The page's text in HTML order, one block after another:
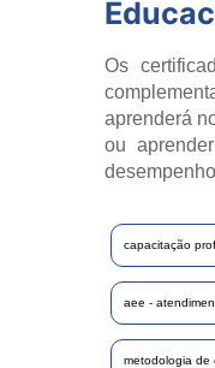
Os
aprenderá
ou
capacitação
aee -
metodologia de